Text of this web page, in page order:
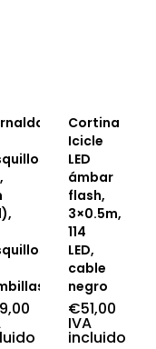
Cortina
Icicle
LED
ámbar
flash,
3×0.5m,
114
LED,
cable
negro
€51,00
IVA
incluido